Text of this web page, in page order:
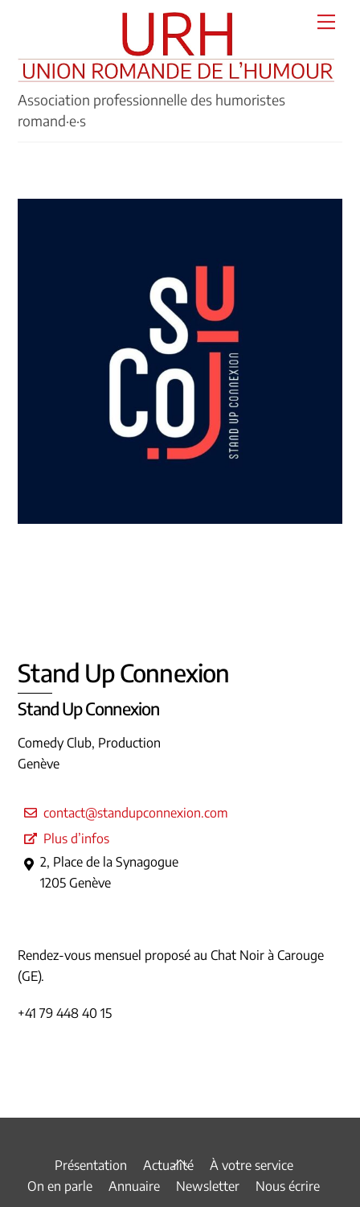
Association professionnelle des humoristes
romand·e·s
Stand Up Connexion
Stand Up Connexion
Comedy Club, Production
Genève
contact@standupconnexion.com
Plus d’infos
2, Place de la Synagogue
1205 Genève
Rendez-vous mensuel proposé au Chat Noir à Carouge
(GE).
+41 79 448 40 15
Back
To
Présentation Actualité
À votre service
On en parle
Annuaire Newsletter Nous écrire